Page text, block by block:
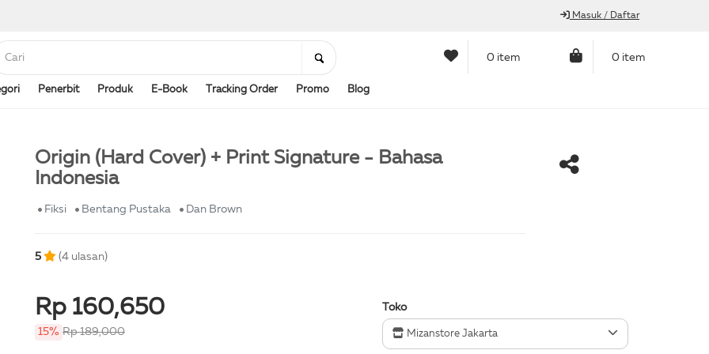
Masuk / Daftar
0 item 0 item
Penerbit Produk E-Book Tracking Order Promo Blog
Origin (Hard Cover) + Print Signature - Bahasa
Indonesia
Fiksi Bentang Pustaka Dan Brown
5 (4 ulasan)
Rp 160,650
15% Rp 189,000
Toko
Mizanstore Jakarta